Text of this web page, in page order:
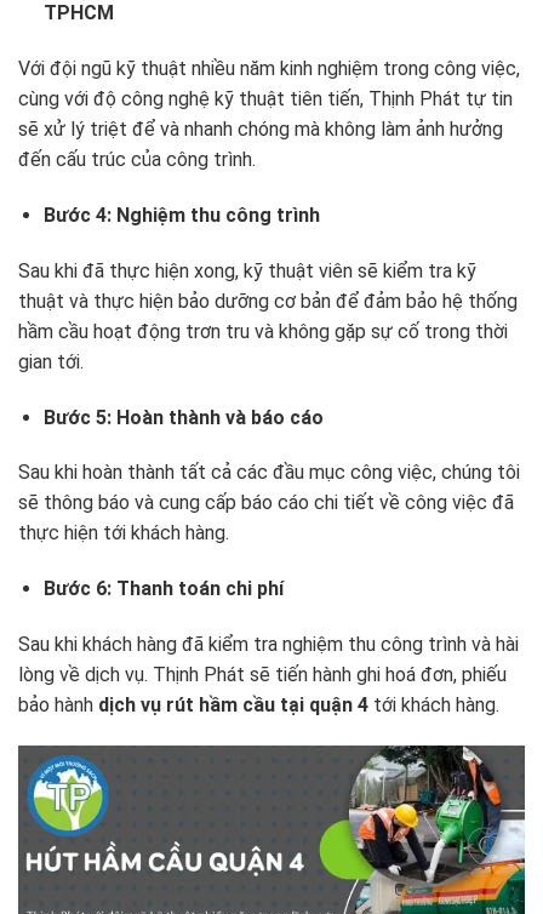
TPHCM
Với đội ngũ kỹ thuật nhiều năm kinh nghiệm trong công việc,
cùng với độ công nghệ kỹ thuật tiên tiến, Thịnh Phát tự tin
sẽ xử lý triệt để và nhanh chóng mà không làm ảnh hưởng
đến cấu trúc của công trình.
Bước 4: Nghiệm thu công trình
Sau khi đã thực hiện xong, kỹ thuật viên sẽ kiểm tra kỹ
thuật và thực hiện bảo dưỡng cơ bản để đảm bảo hệ thống
hầm cầu hoạt động trơn tru và không gặp sự cố trong thời
gian tới.
Bước 5: Hoàn thành và báo cáo
Sau khi hoàn thành tất cả các đầu mục công việc, chúng tôi
sẽ thông báo và cung cấp báo cáo chi tiết về công việc đã
thực hiện tới khách hàng.
Bước 6: Thanh toán chi phí
Sau khi khách hàng đã kiểm tra nghiệm thu công trình và hài
lòng về dịch vụ. Thịnh Phát sẽ tiến hành ghi hoá đơn, phiếu
bảo hành dịch vụ rút hầm cầu tại quận 4 tới khách hàng.